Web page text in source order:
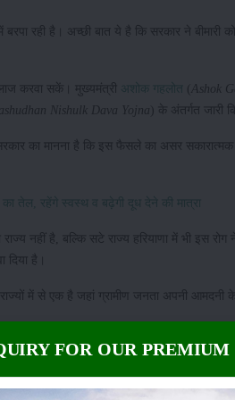
बरपा रही है। अच्छी बात ये है कि सरकार ने
करवा सकें। मुख्यमंत्री अशोक गहलोत ( Ashok
Nishulk Dava Yojna ) के अंतर्गत जारी
का मानना है कि इस फैसले का असर
तेल, रहेंगे स्वस्थ व बढ़ेगी दूध देने की मात्रा
राज्य नहीं है, बल्कि सटे राज्य हरियाणा में भी इस
है।
में से एक है जहां ग्रामीण जनता अपनी आमदनी
इस बीमारी के जल्दी से जल्दी रोकथाम की
है। अगस्त महीने के अंत तक वैक्सीन के बांटने
FOR OUR PREMIUM